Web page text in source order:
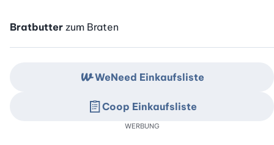
Bratbutter zum Braten
WeNeed Einkaufsliste
Coop Einkaufsliste
WERBUNG